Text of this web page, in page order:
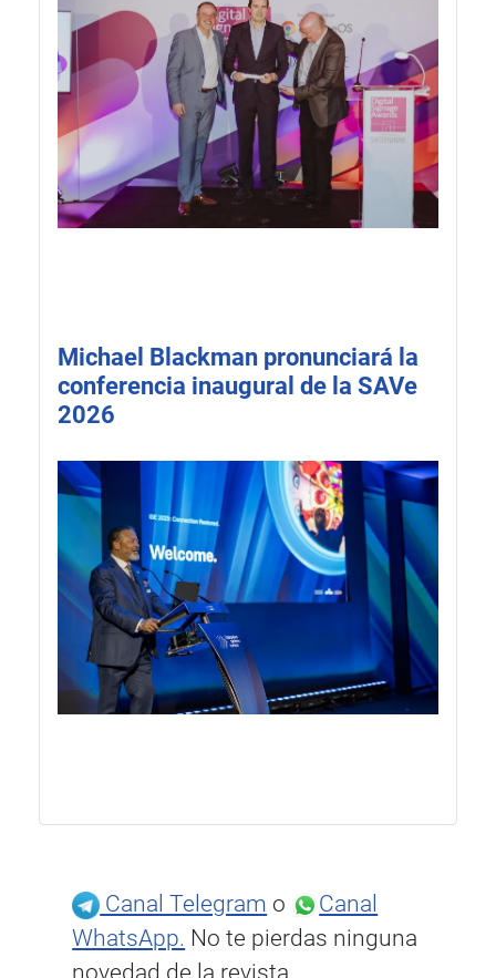
Michael Blackman pronunciará la
conferencia inaugural de la SAVe
2026
Canal Telegram o
Canal
WhatsApp. No te pierdas ninguna
novedad de la revista.